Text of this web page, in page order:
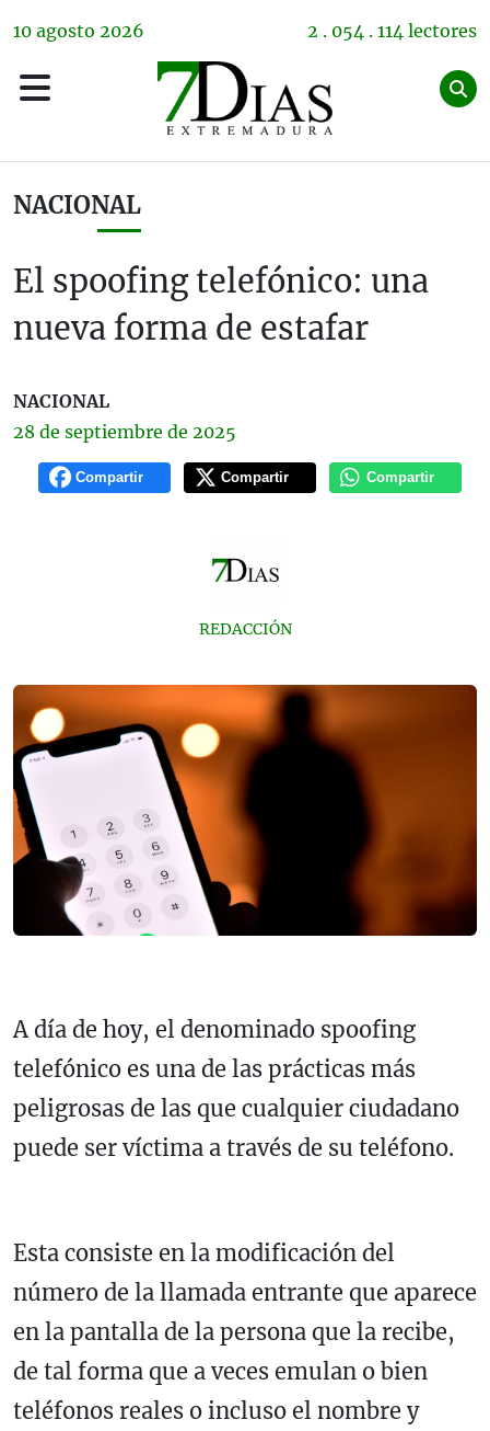
10 agosto 2026 2 . 054 . 114 lectores
NACIONAL
El spoofing telefónico: una
nueva forma de estafar
NACIONAL
28 de septiembre de 2025
Compartir Compartir Compartir
REDACCIÓN
A día de hoy, el denominado spoofing
telefónico es una de las prácticas más
peligrosas de las que cualquier ciudadano
puede ser víctima a través de su teléfono.
Esta consiste en la modificación del
número de la llamada entrante que aparece
en la pantalla de la persona que la recibe,
de tal forma que a veces emulan o bien
teléfonos reales o incluso el nombre y